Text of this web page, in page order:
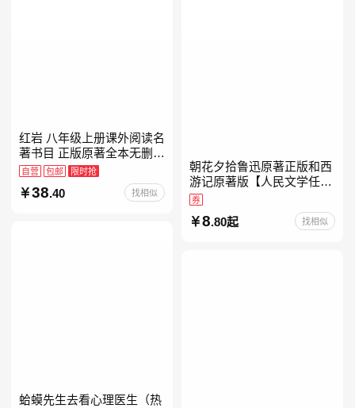
红岩 八年级上册课外阅读名
著书目 正版原著全本无删减
罗广斌杨益言著爱国主义红
色经典书籍初中生课外书中
国青年出版社
自营 包邮 限时抢
38.40 找相似
朝花夕拾鲁迅原著正版和西
游记原著版【人民文学任
选】七年级上册全新升级新
增思维导图必读正版课外书
初中名著语文书目初一课外
券
8.80起 找相似
蛤蟆先生去看心理医生（热